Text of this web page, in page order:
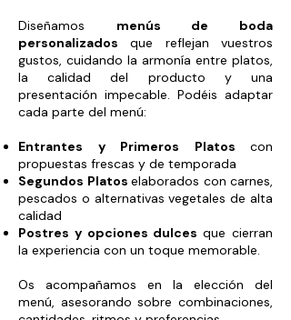
Diseñamos menús de boda
personalizados que reflejan vuestros
gustos, cuidando la armonía entre platos,
la calidad del producto y una
presentación impecable. Podéis adaptar
cada parte del menú:
Entrantes y Primeros Platos con
propuestas frescas y de temporada
Segundos Platos elaborados con carnes,
pescados o alternativas vegetales de alta
calidad
Postres y opciones dulcesque cierran
la experiencia con un toque memorable.
Os acompañamos en la elección del
menú, asesorando sobre combinaciones,